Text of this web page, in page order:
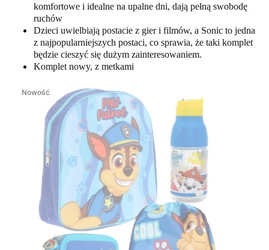
komfortowe i idealne na upalne dni, dają pełną swobodę
ruchów
Dzieci uwielbiają postacie z gier i filmów, a Sonic to jedna
z najpopularniejszych postaci, co sprawia, że taki komplet
będzie cieszyć się dużym zainteresowaniem.
Komplet nowy, z metkami
Nowość